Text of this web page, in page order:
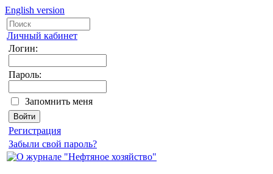
English version
Личный кабинет
Логин:
Пароль:
Запомнить меня
Регистрация
Забыли свой пароль?